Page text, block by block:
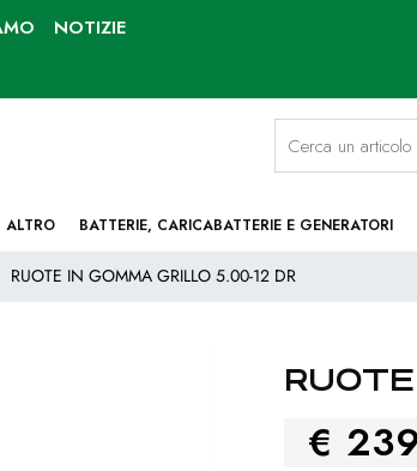
NOTIZIE
La modifica di un
ALTRO BATTERIE, CARICABATTERIE E GENERATORI
RUOTE IN GOMMA GRILLO 5.00-12 DR
€